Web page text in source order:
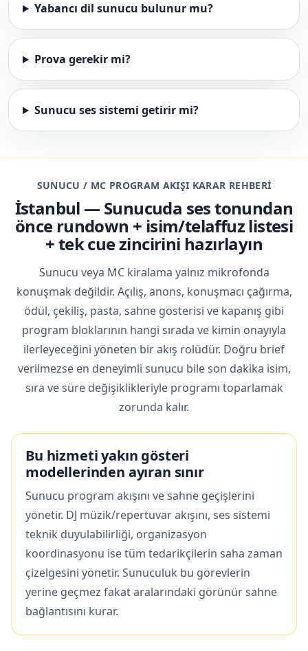
Yabancı dil sunucu bulunur mu?
Prova gerekir mi?
Sunucu ses sistemi getirir mi?
SUNUCU / MC PROGRAM AKIŞI KARAR REHBERI
İstanbul — Sunucuda ses tonundan
önce rundown + isim/telaffuz listesi
+ tek cue zincirini hazırlayın
Sunucu veya MC kiralama yalnız mikrofonda
konuşmak değildir. Açılış, anons, konuşmacı çağırma,
ödül, çekiliş, pasta, sahne gösterisi ve kapanış gibi
program bloklarının hangi sırada ve kimin onayıyla
ilerleyeceğini yöneten bir akış rolüdür. Doğru brief
verilmezse en deneyimli sunucu bile son dakika isim,
sıra ve süre değişiklikleriyle programı toparlamak
zorunda kalır.
Bu hizmeti yakın gösteri
modellerinden ayıran sınır
Sunucu program akışını ve sahne geçişlerini
yönetir. DJ müzik/repertuvar akışını, ses sistemi
teknik duyulabilirliği, organizasyon
koordinasyonu ise tüm tedarikçilerin saha zaman
çizelgesini yönetir. Sunuculuk bu görevlerin
yerine geçmez fakat aralarındaki görünür sahne
bağlantısını kurar.